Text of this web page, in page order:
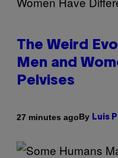
The Weird
Men and
Pelvises
27 minutes agoBy Luis